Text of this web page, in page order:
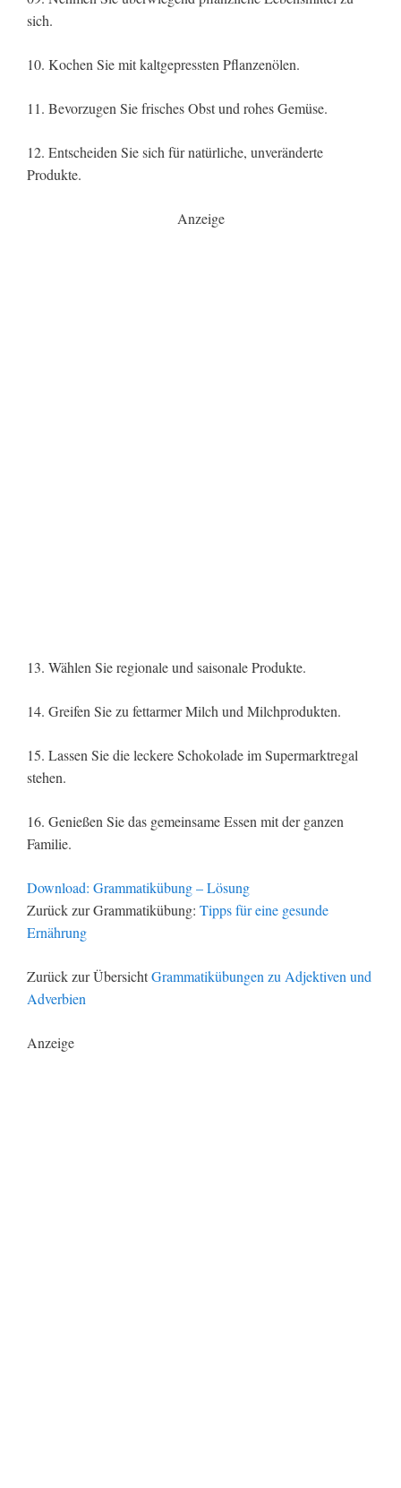
sich.
10. Kochen Sie mit kaltgepressten Pflanzenölen.
11. Bevorzugen Sie frisches Obst und rohes Gemüse.
12. Entscheiden Sie sich für natürliche, unveränderte
Produkte.
Anzeige
13. Wählen Sie regionale und saisonale Produkte.
14. Greifen Sie zu fettarmer Milch und Milchprodukten.
15. Lassen Sie die leckere Schokolade im Supermarktregal
stehen.
16. Genießen Sie das gemeinsame Essen mit der ganzen
Familie.
Download: Grammatikübung – Lösung
Zurück zur Grammatikübung: Tipps für eine gesunde
Ernährung
Zurück zur ÜbersichtGrammatikübungen zu Adjektiven und
Adverbien
Anzeige